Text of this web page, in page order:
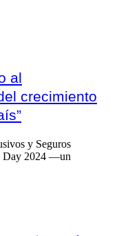
al
crecimiento
y Seguros
Day 2024 —un